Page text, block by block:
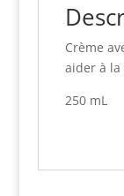
Crème
aider à
250 mL